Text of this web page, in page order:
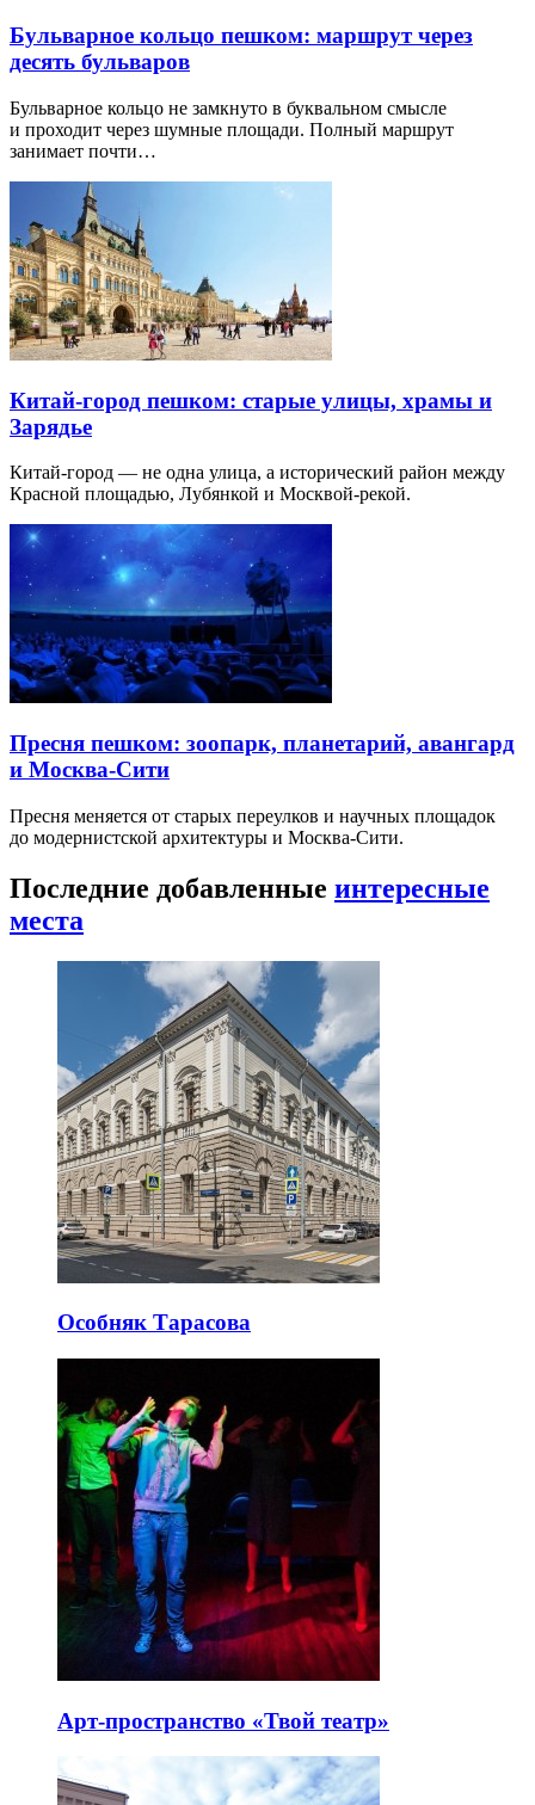
Бульварное кольцо пешком: маршрут через
десять бульваров
Бульварное кольцо не замкнуто в буквальном смысле
и проходит через шумные площади. Полный маршрут
занимает почти…
Китай-город пешком: старые улицы, храмы и
Зарядье
Китай-город — не одна улица, а исторический район между
Красной площадью, Лубянкой и Москвой-рекой.
Пресня пешком: зоопарк, планетарий, авангард
и Москва-Сити
Пресня меняется от старых переулков и научных площадок
до модернистской архитектуры и Москва-Сити.
Последние добавленные интересные
места
Особняк Тарасова
Арт-пространство «Твой театр»